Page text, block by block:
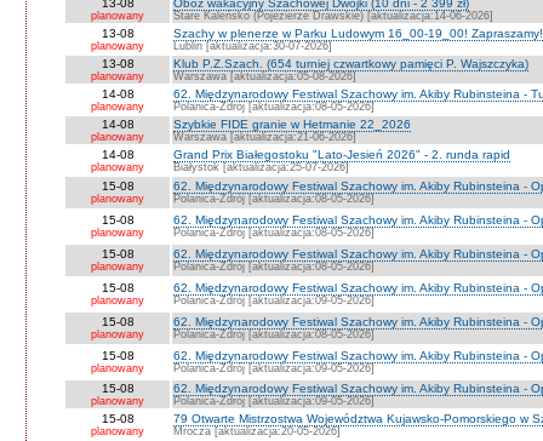
13-08
planowany
Obóz wakacyjny Szachowej Dwójki (10 dni - 2 399 zł)
Stare Kaleńsko (Pojezierze Drawskie) [aktualizacja:14-06-2026]
13-08
planowany
Szachy w plenerze w Parku Ludowym 16_00-19_00! Zapraszamy!
Lublin [aktualizacja:30-07-2026]
13-08
planowany
Klub P.Z.Szach. (654 turniej czwartkowy pamięci P. Wajszczyka)
Warszawa [aktualizacja:05-08-2026]
14-08
planowany
62. Międzynarodowy Festiwal Szachowy im. Akiby Rubinsteina -
Polanica-Zdrój [aktualizacja:08-05-2026]
14-08
planowany
Szybkie FIDE granie w Hetmanie 22_2026
Warszawa [aktualizacja:21-06-2026]
14-08
planowany
Grand Prix Białegostoku "Lato-Jesień 2026" - 2. runda rapid
Białystok [aktualizacja:25-07-2026]
15-08
planowany
62. Międzynarodowy Festiwal Szachowy im. Akiby Rubinsteina -
Polanica-Zdrój [aktualizacja:08-05-2026]
15-08
planowany
62. Międzynarodowy Festiwal Szachowy im. Akiby Rubinsteina -
Polanica-Zdrój [aktualizacja:08-05-2026]
15-08
planowany
62. Międzynarodowy Festiwal Szachowy im. Akiby Rubinsteina -
Polanica-Zdrój [aktualizacja:08-05-2026]
15-08
planowany
62. Międzynarodowy Festiwal Szachowy im. Akiby Rubinsteina -
Polanica-Zdrój [aktualizacja:09-05-2026]
15-08
planowany
62. Międzynarodowy Festiwal Szachowy im. Akiby Rubinsteina -
Polanica-Zdrój [aktualizacja:08-05-2026]
15-08
planowany
62. Międzynarodowy Festiwal Szachowy im. Akiby Rubinsteina -
Polanica-Zdrój [aktualizacja:09-05-2026]
15-08
planowany
62. Międzynarodowy Festiwal Szachowy im. Akiby Rubinsteina -
Polanica-Zdrój [aktualizacja:09-05-2026]
15-08
planowany
79 Otwarte Mistrzostwa Województwa Kujawsko-Pomorskiego w
Mrocza [aktualizacja:20-05-2026]